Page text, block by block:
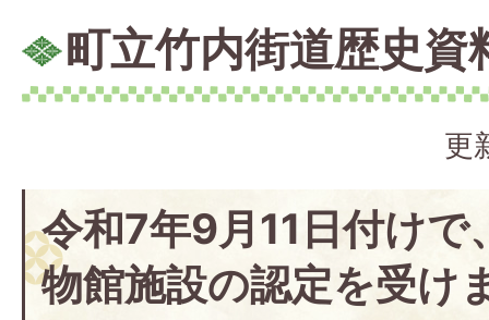
町立竹内街道歴史資
更
令和7年9月11日付けで
物館施設の認定を受け